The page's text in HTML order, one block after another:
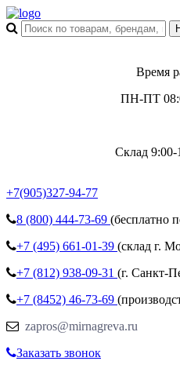
Время
ПН-ПТ
Склад 9:00-
+7(905)327-94-77
8 (800) 444-73-69 (бесплатно
+7 (495) 661-01-39 (склад г.
+7 (812) 938-09-31 (г. Санкт-
+7 (8452) 46-73-69
zapros@mirnagreva.ru
Заказать звонок